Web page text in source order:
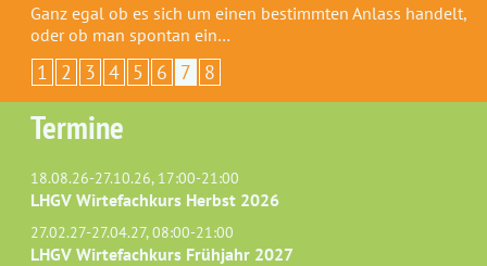
Ganz egal ob es sich um einen bestimmten Anlass handelt,
oder ob man spontan ein…
1 2 3 4 5 6 7 8
Termine
18.08.26-27.10.26, 17:00-21:00
LHGV Wirtefachkurs Herbst 2026
27.02.27-27.04.27, 08:00-21:00
LHGV Wirtefachkurs Frühjahr 2027